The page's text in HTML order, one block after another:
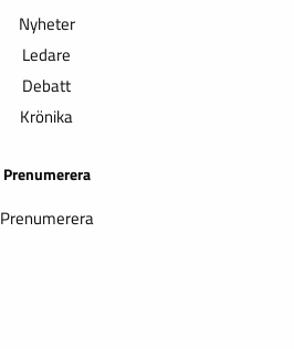
Nyheter
Ledare
Debatt
Krönika
Prenumerera
Prenumerera